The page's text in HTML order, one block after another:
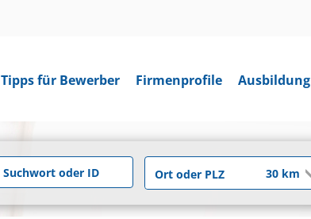
Tipps für Bewerber Firmenprofile Ausbildung